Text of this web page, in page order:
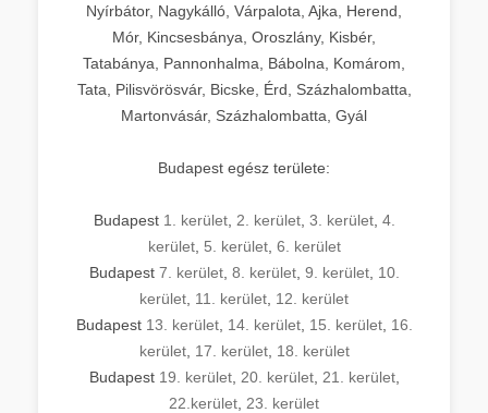
Nyírbátor, Nagykálló, Várpalota, Ajka, Herend,
Mór, Kincsesbánya, Oroszlány, Kisbér,
Tatabánya, Pannonhalma, Bábolna, Komárom,
Tata, Pilisvörösvár, Bicske, Érd, Százhalombatta,
Martonvásár, Százhalombatta, Gyál
Budapest egész területe:
Budapest 1. kerület, 2. kerület, 3. kerület, 4.
kerület, 5. kerület, 6. kerület
Budapest 7. kerület, 8. kerület, 9. kerület, 10.
kerület 11. kerület 12. kerület
Budapest 13. kerület, 14. kerület, 15. kerület, 16.
kerület, 17. kerület, 18. kerület
Budapest 19. kerület, 20. kerület, 21. kerület,
22.kerület 23. kerület